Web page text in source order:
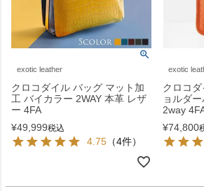
exotic leather
クロコダイル バッグ マット加
工 バイカラー 2WAY 本革 レザ
ー 4FA
¥49,999税込
4.75 （4件）
exotic
クロコ
ョルダ
2way
¥74,800